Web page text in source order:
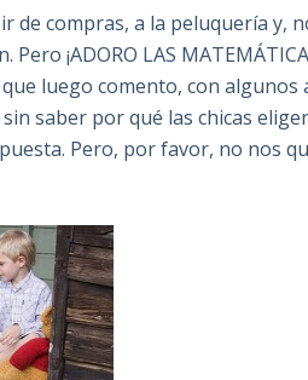
de compras, a la peluquería y,
¡ADORO LAS
luego comento, con algunos
saber por qué las chicas
Pero, por favor, no nos